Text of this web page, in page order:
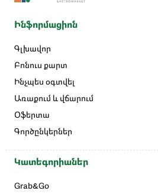
Ինֆորմացիոն
Գլխավոր
Բոնուս քարտ
Ինչպես օգտվել
Առաքում և վճարում
Օֆերտա
Գործընկերներ
Կատեգորիաներ
Grab&Go